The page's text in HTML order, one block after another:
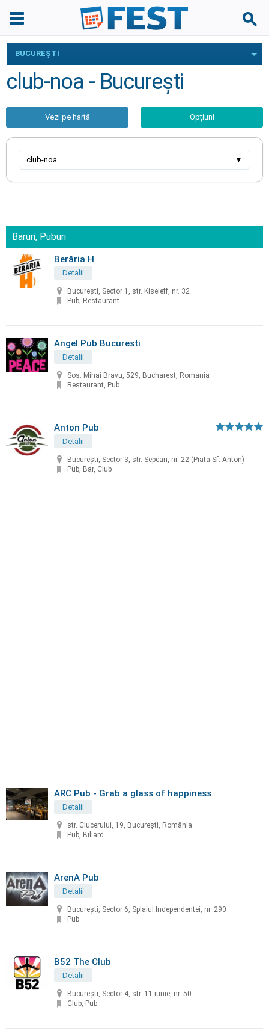
BUCUREŞTI
club-noa - Bucureşti
Vezi pe hartă Opțiuni
club-noa ▼
Baruri, Puburi
Berăria H
Detalii
București, Sector 1, str. Kiseleff, nr. 32
Pub, Restaurant
Angel Pub Bucuresti
Detalii
Sos. Mihai Bravu, 529, Bucharest, Romania
Restaurant, Pub
Anton Pub
Detalii
București, Sector 3, str. Sepcari, nr. 22 (Piata Sf. Anton)
Pub, Bar, Club
ARC Pub - Grab a glass of happiness
Detalii
str. Clucerului, 19, București, România
Pub, Biliard
ArenA Pub
Detalii
București, Sector 6, Splaiul Independentei, nr. 290
Pub
B52 The Club
Detalii
Bucureşti, Sector 4, str. 11 iunie, nr. 50
Club, Pub